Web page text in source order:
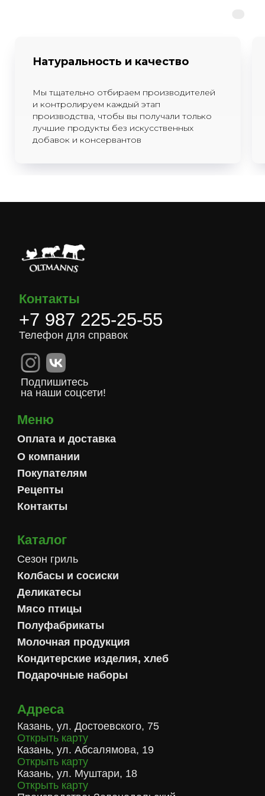
Натуральность и качество
Мы тщательно отбираем производителей
и контролируем каждый этап
производства, чтобы вы получали только
лучшие продукты без искусственных
добавок и консервантов